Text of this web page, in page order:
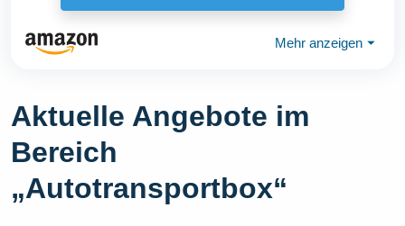
Mehr anzeigen ⏷
Aktuelle Angebote im
Bereich
„Autotransportbox“